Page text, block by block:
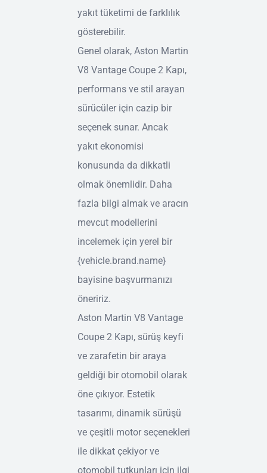
yakıt tüketimi de farklılık
gösterebilir.
Genel olarak, Aston Martin
V8 Vantage Coupe 2 Kapı,
performans ve stil arayan
sürücüler için cazip bir
seçenek sunar. Ancak
yakıt ekonomisi
konusunda da dikkatli
olmak önemlidir. Daha
fazla bilgi almak ve aracın
mevcut modellerini
incelemek için yerel bir
{vehicle.brand.name}
bayisine başvurmanızı
öneririz.
Aston Martin V8 Vantage
Coupe 2 Kapı, sürüş keyfi
ve zarafetin bir araya
geldiği bir otomobil olarak
öne çıkıyor. Estetik
tasarımı, dinamik sürüşü
ve çeşitli motor seçenekleri
ile dikkat çekiyor ve
otomobil tutkunları için ilgi